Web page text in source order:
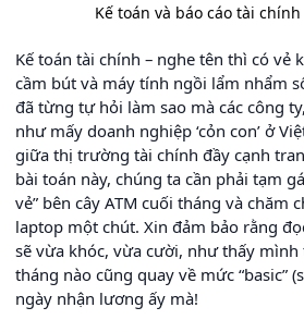
Kế toán và báo cáo tài
Kế toán tài chính – nghe tên thì có vẻ
cầm bút và máy tính ngồi lẩm nhẩm
đã từng tự hỏi làm sao mà các công
như mấy doanh nghiệp ‘cỏn con’ ở
giữa thị trường tài chính đầy cạnh
bài toán này, chúng ta cần phải tạm
vẻ” bên cây ATM cuối tháng và chăm
laptop một chút. Xin đảm bảo rằng
sẽ vừa khóc, vừa cười, như thấy
tháng nào cũng quay về mức “basic”
ngày nhận lương ấy mà!